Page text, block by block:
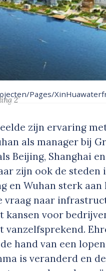
Pages/
2’
zijn ervaring
als manager bij
Beijing, Shanghai
zijn ook de steden
en Wuhan sterk
vraag naar
kansen voor
vanzelfsprekend.
hand van een
is veranderd en